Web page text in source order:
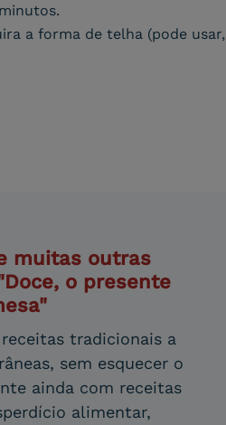
a forma de telha (pode usar,
muitas outras
o presente
tradicionais a
sem esquecer o
ainda com receitas
alimentar,